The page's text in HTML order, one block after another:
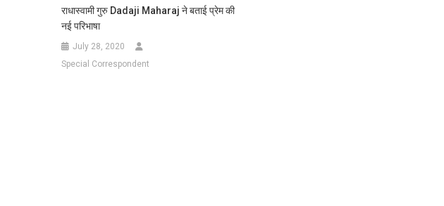
राधास्वामी गुरु Dadaji Maharaj ने बताई प्रेम की
नई परिभाषा
July 28, 2020
Special Correspondent